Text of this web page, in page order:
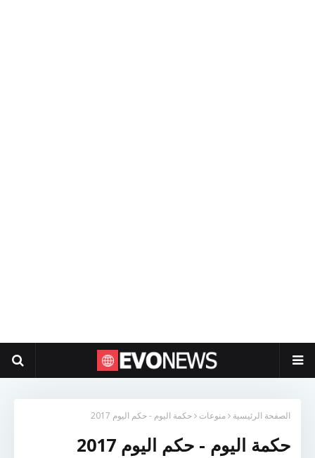
الصفحة الرئيسية منوعات حكمة اليوم - حكم اليوم 2017
حكمة اليوم - حكم اليوم 2017